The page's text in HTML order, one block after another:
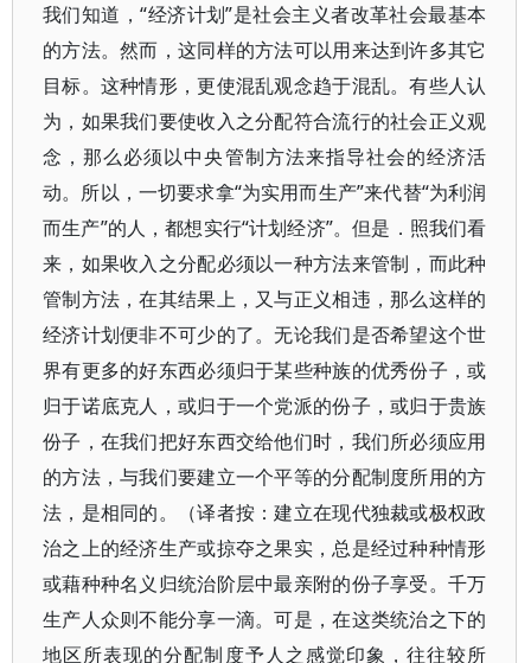
我们知道，“经济计划”是社会主义者改革社会最基本
的方法。然而，这同样的方法可以用来达到许多其它
目标。这种情形，更使混乱观念趋于混乱。有些人认
为，如果我们要使收入之分配符合流行的社会正义观
念，那么必须以中央管制方法来指导社会的经济活
动。所以，一切要求拿“为实用而生产”来代替“为利润
而生产”的人，都想实行“计划经济”。但是．照我们看
来，如果收入之分配必须以一种方法来管制，而此种
管制方法，在其结果上，又与正义相违，那么这样的
经济计划便非不可少的了。无论我们是否希望这个世
界有更多的好东西必须归于某些种族的优秀份子，或
归于诺底克人，或归于一个党派的份子，或归于贵族
份子，在我们把好东西交给他们时，我们所必须应用
的方法，与我们要建立一个平等的分配制度所用的方
法，是相同的。（译者按：建立在现代独裁或极权政
治之上的经济生产或掠夺之果实，总是经过种种情形
或藉种种名义归统治阶层中最亲附的份子享受。千万
生产人众则不能分享一滴。可是，在这类统治之下的
地区所表现的分配制度予人之感觉印象，往往较所